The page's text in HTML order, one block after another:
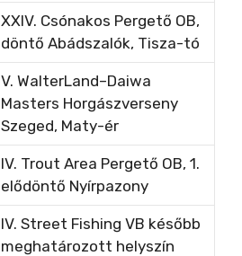
XXIV. Csónakos Pergető OB,
döntő Abádszalók, Tisza-tó
V. WalterLand–Daiwa
Masters Horgászverseny
Szeged, Maty-ér
IV. Trout Area Pergető OB, 1.
elődöntő Nyírpazony
IV. Street Fishing VB később
meghatározott helyszín